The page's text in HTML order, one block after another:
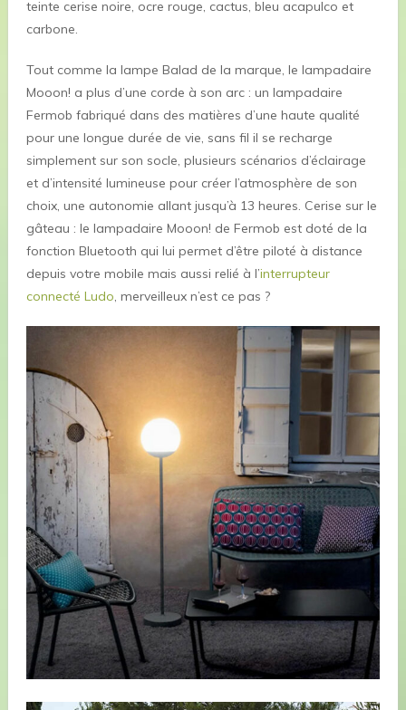
teinte cerise noire, ocre rouge, cactus, bleu acapulco et
carbone.
Tout comme la lampe Balad de la marque, le lampadaire
Mooon! a plus d’une corde à son arc : un lampadaire
Fermob fabriqué dans des matières d’une haute qualité
pour une longue durée de vie, sans fil il se recharge
simplement sur son socle, plusieurs scénarios d’éclairage
et d’intensité lumineuse pour créer l’atmosphère de son
choix, une autonomie allant jusqu’à 13 heures. Cerise sur le
gâteau : le lampadaire Mooon! de Fermob est doté de la
fonction Bluetooth qui lui permet d’être piloté à distance
depuis votre mobile mais aussi relié à l’interrupteur
connecté Ludo, merveilleux n’est ce pas ?